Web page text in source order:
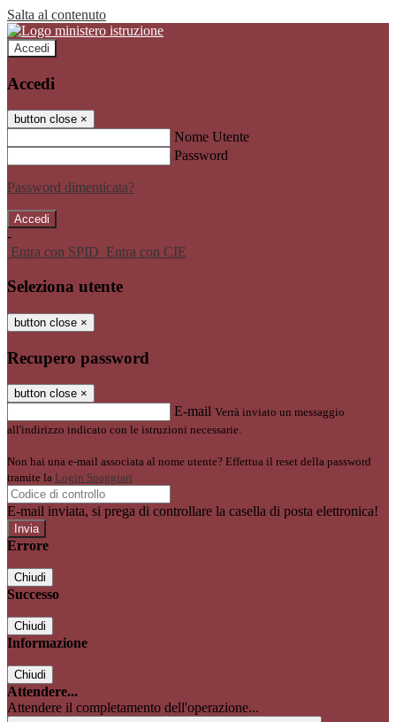
Salta al contenuto
Accedi
Accedi
button close ×
Nome Utente
Password
Password dimenticata?
-
Entra con SPID Entra con CIE
Seleziona utente
button close ×
Recupero password
button close ×
E-mail Verrà inviato un messaggio
all'indirizzo indicato con le istruzioni necessarie.
Non hai una e-mail associata al nome utente? Effettua il reset della password
tramite la Login Spaggiari
E-mail inviata, si prega di controllare la casella di posta elettronica!
Errore
Chiudi
Successo
Chiudi
Informazione
Chiudi
Attendere...
Attendere il completamento dell'operazione...